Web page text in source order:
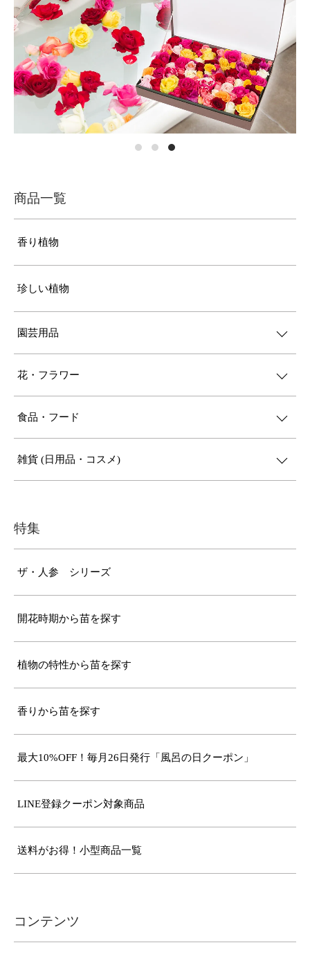
商品一覧
香り植物
珍しい植物
園芸用品
花・フラワー
食品・フード
雑貨 (日用品・コスメ)
特集
ザ・人参 シリーズ
開花時期から苗を探す
植物の特性から苗を探す
香りから苗を探す
最大10%OFF！毎月26日発行「風呂の日クーポン」
LINE登録クーポン対象商品
送料がお得！小型商品一覧
コンテンツ